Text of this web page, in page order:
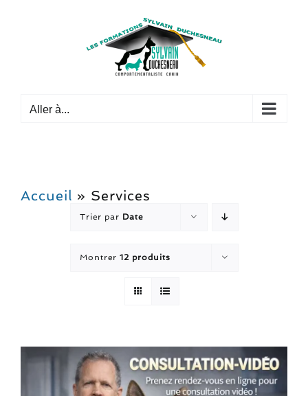
Aller à...
Accueil » Services
Trier par Date
Montrer 12 produits